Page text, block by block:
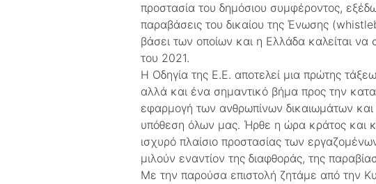
προστασία του δημόσιου συμφέροντος,
παραβάσεις του δικαίου της Ένωσης
βάσει των οποίων και η Ελλάδα καλείται
του 2021.
Η Οδηγία της Ε.Ε. αποτελεί μια πρώτης
αλλά και ένα σημαντικό βήμα προς την
εφαρμογή των ανθρωπίνων δικαιωμάτων και
υπόθεση όλων μας. Ήρθε η ώρα κράτος και
ισχυρό πλαίσιο προστασίας των
μιλούν εναντίον της διαφθοράς, της
Με την παρούσα επιστολή ζητάμε από την